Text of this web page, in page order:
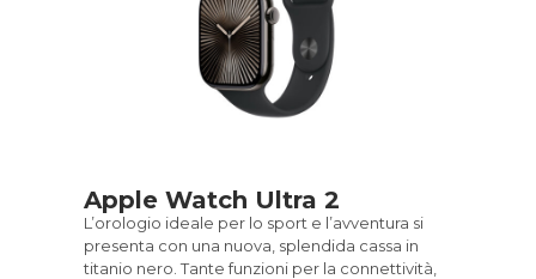
Apple Watch Ultra 2
L’orologio ideale per lo sport e l’avven­tura si
presenta con una nuova, splendida cassa in
titanio nero. Tante funzioni per la connettività,